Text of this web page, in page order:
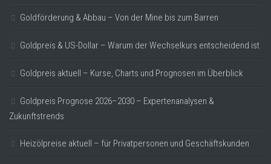
Goldförderung & Abbau – Von der Mine bis zum Barren
Goldpreis & US-Dollar – Warum der Wechselkurs entscheidend ist
Goldpreis aktuell – Kurse, Charts und Prognosen im Überblick
Goldpreis Prognose 2026–2030 – Expertenanalysen &
Zukunftstrends
Heizölpreise aktuell – für Privatpersonen und Geschäftskunden